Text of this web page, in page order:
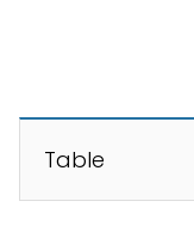
Table